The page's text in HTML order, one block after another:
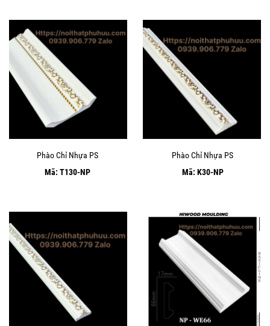
Phào Chỉ Nhựa PS
Mã: T130-NP
Phào Chỉ Nhựa PS
Mã: K30-NP